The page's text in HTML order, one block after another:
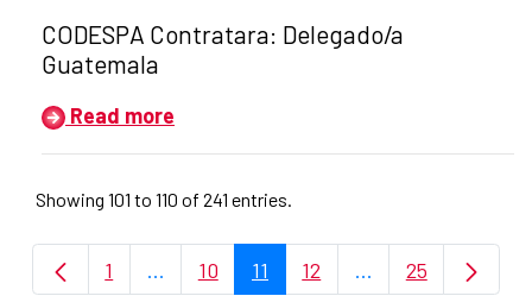
Title of the announcement:
CODESPA Contratara: Delegado/a
Guatemala
Read more
Showing 101 to 110 of 241 entries.
Page
1 ...Intermediate Pages Use TAB to navigate.
Page
10 Page
11 Page
12 ...Intermediate
Page
25